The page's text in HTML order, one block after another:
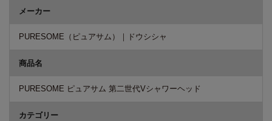
メーカー
PURESOME（ピュアサム）｜ドウシシャ
商品名
PURESOME ピュアサム 第二世代Vシャワーヘッド
カテゴリー